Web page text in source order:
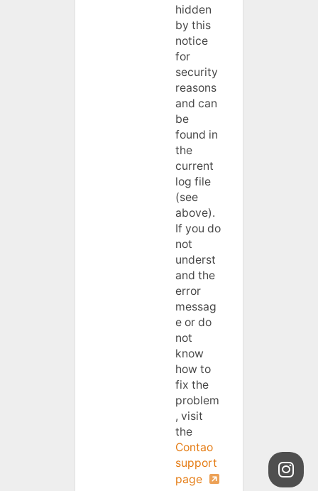
hidden
by this
notice
for
security
reasons
and can
be
found in
the
current
log file
(see
above).
If you do
not
underst
and the
error
messag
e or do
not
know
how to
fix the
problem
, visit
the
Contao
support
page